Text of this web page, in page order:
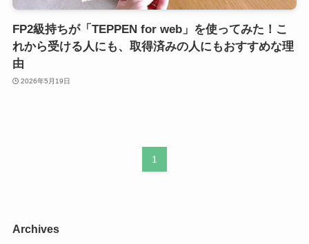
FP2級持ちが「TEPPEN for web」を使ってみた！こ
れから受ける人にも、取得済みの人にもおすすめな理
由
2026年5月19日
1
Archives